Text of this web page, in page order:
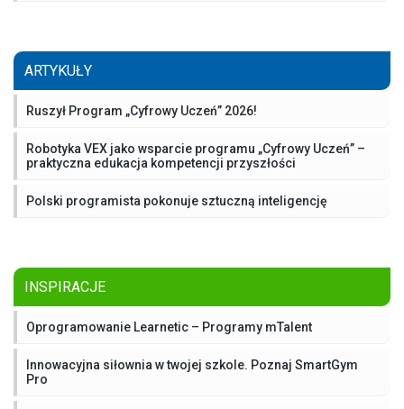
ARTYKUŁY
Ruszył Program „Cyfrowy Uczeń” 2026!
Robotyka VEX jako wsparcie programu „Cyfrowy Uczeń” –
praktyczna edukacja kompetencji przyszłości
Polski programista pokonuje sztuczną inteligencję
INSPIRACJE
Oprogramowanie Learnetic – Programy mTalent
Innowacyjna siłownia w twojej szkole. Poznaj SmartGym
Pro